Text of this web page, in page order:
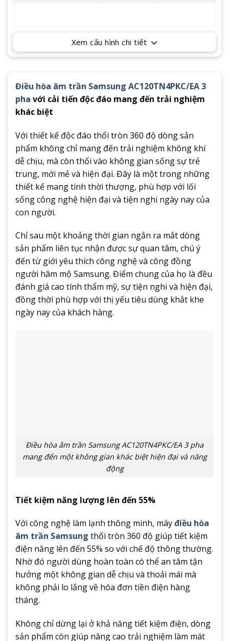
Điều hòa âm trần Samsung AC120TN4PKC/EA 3
pha với cải tiến độc đáo mang đến trải nghiệm
khác biệt
Với thiết kế độc đáo thổi tròn 360 độ dòng sản
phẩm không chỉ mang đến trải nghiệm không khí
dễ chịu, mà còn thổi vào không gian sống sự trẻ
trung, mới mẻ và hiện đại. Đây là một trong những
thiết kế mang tính thời thượng, phù hợp với lối
sống công nghệ hiện đại và tiện nghi ngày nay của
con người.
Chỉ sau một khoảng thời gian ngắn ra mắt dòng
sản phẩm liên tục nhận được sự quan tâm, chú ý
đến từ giới yêu thích công nghệ và công đồng
người hâm mộ Samsung. Điểm chung của họ là đều
đánh giá cao tính thẩm mỹ, sự tiện nghi và hiện đại,
đồng thời phù hợp với thị yếu tiêu dùng khắt khe
ngày nay của khách hàng.
Điều hòa âm trần Samsung AC120TN4PKC/EA 3 pha
mang đến một không gian khác biệt hiện đại và năng
động
Tiết kiệm năng lượng lên đến 55%
Với công nghệ làm lạnh thông minh, máyđiều hòa
âm trần Samsung thổi tròn 360 độ giúp tiết kiệm
điện năng lên đến 55% so với chế độ thông thường.
Nhờ đó người dùng hoàn toàn có thể an tâm tận
hưởng một không gian dễ chịu và thoải mái mà
không phải lo lắng về hóa đơn tiền điện hàng
tháng.
Không chỉ dừng lại ở khả năng tiết kiệm điện, dòng
sản phẩm còn giúp nâng cao trải nghiệm làm mát
Xem cấu hình chi tiết